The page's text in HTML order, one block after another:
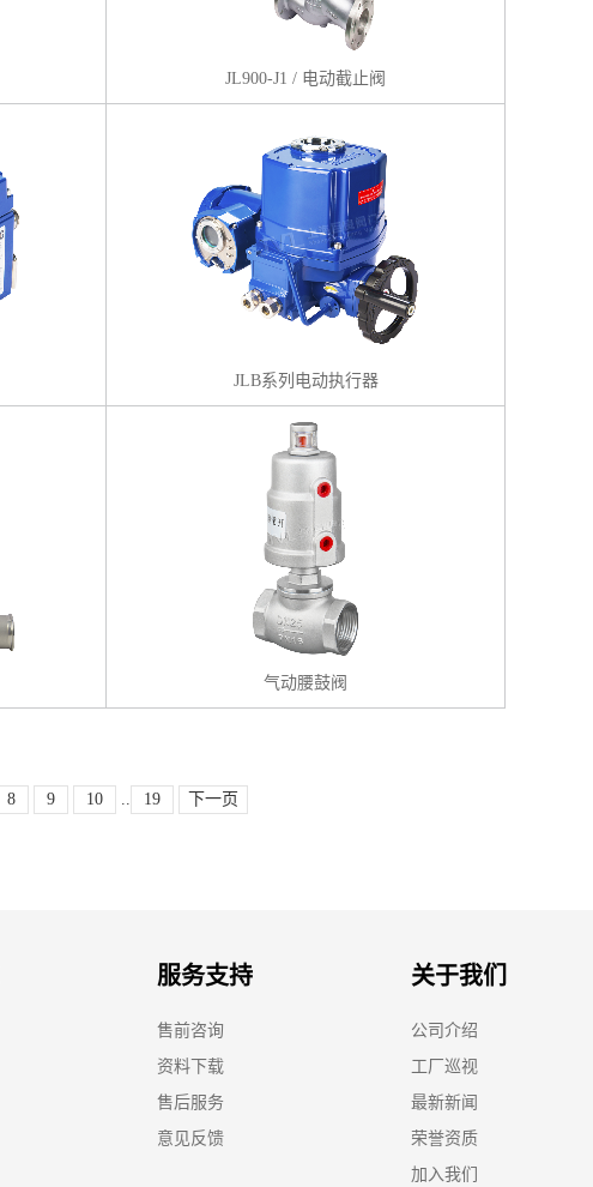
JL900-J1 / 电动截止阀
JLB系列电动执行器
气动腰鼓阀
8 9 10 .. 19 下一页
服务支持
售前咨询
资料下载
售后服务
意见反馈
关于我们
公司介绍
工厂巡视
最新新闻
荣誉资质
加入我们